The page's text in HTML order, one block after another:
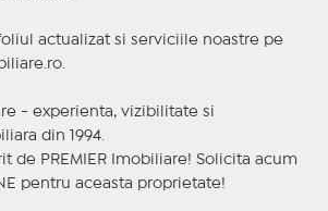
actualizat si serviciile noastre pe
- experienta, vizibilitate si
din 1994.
de PREMIER Imobiliare! Solicita acum
pentru aceasta proprietate!